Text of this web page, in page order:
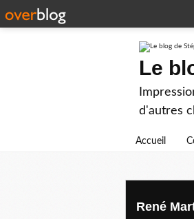
Le
d'autres
Accueil
René